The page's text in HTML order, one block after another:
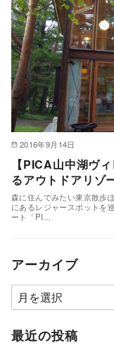
2016年9月14日
【PICA山中湖ヴ
るアウトドアリゾ
森に住んでみたい東京散歩
にあるレジャースポットを
ート「PI…
アーカイブ
ア
ー
カ
最近の投稿